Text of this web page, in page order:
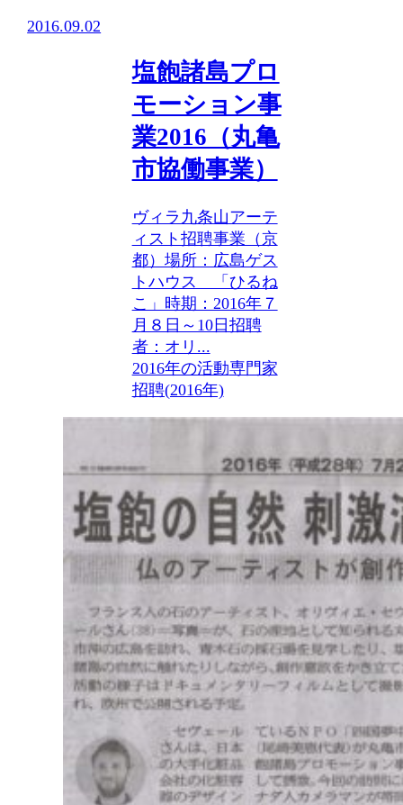
2016.09.02
塩飽諸島プロ
モーション事
業2016（丸亀
市協働事業）
ヴィラ九条山アーテ
ィスト招聘事業（京
都）場所：広島ゲス
トハウス 「ひるね
こ」時期：2016年７
月８日～10日招聘
者：オリ...
2016年の活動専門家
招聘(2016年)